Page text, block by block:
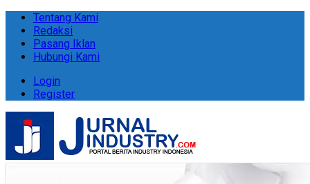
Tentang Kami
Redaksi
Pasang Iklan
Hubungi Kami
Login
Register